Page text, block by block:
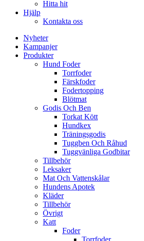
Hitta hit
Hjälp
Kontakta oss
Nyheter
Kampanjer
Produkter
Hund Foder
Torrfoder
Färskfoder
Fodertopping
Blötmat
Godis Och Ben
Torkat Kött
Hundkex
Träningsgodis
Tuggben Och Råhud
Tuggvänliga Godbitar
Tillbehör
Leksaker
Mat Och Vattenskålar
Hundens Apotek
Kläder
Tillbehör
Övrigt
Katt
Foder
Torrfoder